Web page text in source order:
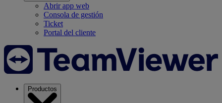
Abrir app web
Consola de gestión
Ticket
Portal del cliente
Productos